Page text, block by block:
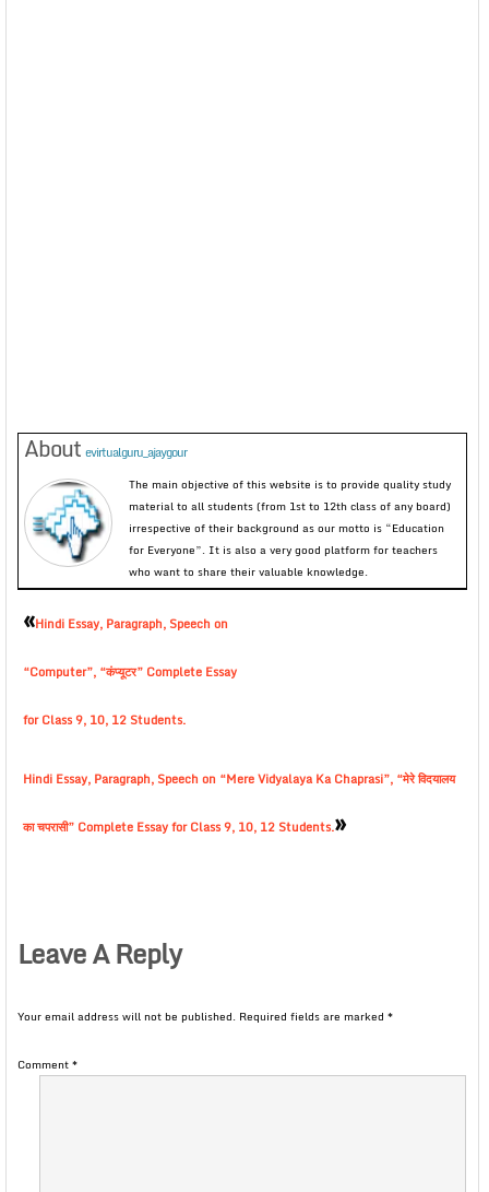
About evirtualguru_ajaygour
The main objective of this website is to provide quality study
material to all students (from 1st to 12th class of any board)
irrespective of their background as our motto is “Education
for Everyone”. It is also a very good platform for teachers
who want to share their valuable knowledge.
«Hindi Essay, Paragraph, Speech on
“Computer”, “कंप्यूटर” Complete Essay
for Class 9, 10, 12 Students.
Hindi Essay, Paragraph, Speech on “Mere Vidyalaya Ka Chaprasi”, “मेरे विदयालय
का चपरासी” Complete Essay for Class 9, 10, 12 Students.»
Leave A Reply
Your email address will not be published. Required fields are marked *
Comment*